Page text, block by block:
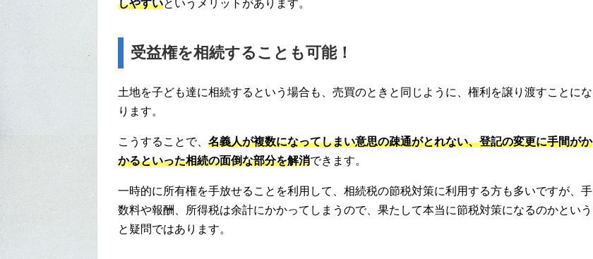
しやすいというメリットがあります。
受益権を相続することも可能！
土地を子ども達に相続するという場合も、売買のときと同じように、権利を譲り渡すことにな
ります。
こうすることで、 名義人が複数になってしまい意思の疎通がとれない、登記の変更に手間がか
かるといった相続の面倒な部分を解消できます。
一時的に所有権を手放せることを利用して、相続税の節税対策に利用する方も多いですが、手
数料や報酬、所得税は余計にかかってしまうので、果たして本当に節税対策になるのかという
と疑問ではあります。